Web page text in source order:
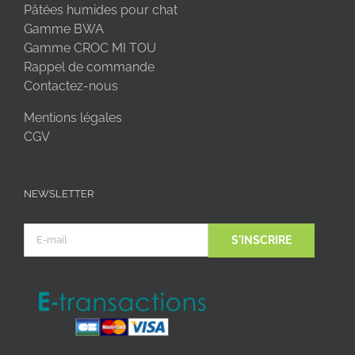
Pâtées humides pour chat
Gamme BWA
Gamme CROC MI TOU
Rappel de commande
Contactez-nous
Mentions légales
CGV
NEWSLETTER